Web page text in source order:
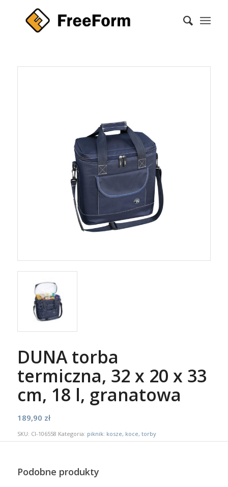
DUNA torba
termiczna, 32 x 20 x 33
cm, 18 l, granatowa
189,90 zł
SKU: CI-106558 Kategoria: piknik: kosze, koce, torby
Podobne produkty